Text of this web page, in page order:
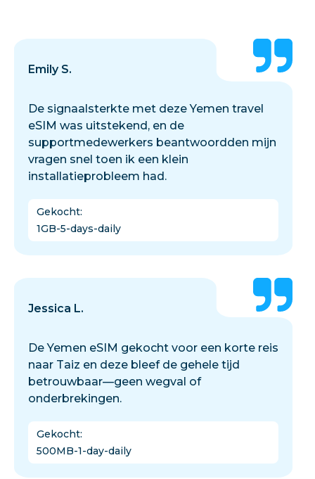
Emily S.
De signaalsterkte met deze Yemen travel
eSIM was uitstekend, en de
supportmedewerkers beantwoordden mijn
vragen snel toen ik een klein
installatieprobleem had.
Gekocht:
1GB-5-days-daily
Jessica L.
De Yemen eSIM gekocht voor een korte reis
naar Taiz en deze bleef de gehele tijd
betrouwbaar—geen wegval of
onderbrekingen.
Gekocht:
500MB-1-day-daily